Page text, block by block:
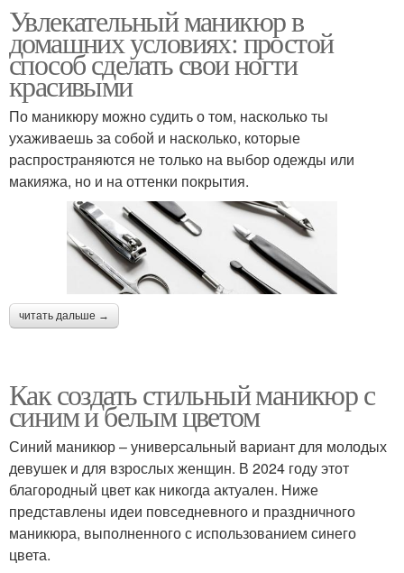
Увлекательный маникюр в
домашних условиях: простой
способ сделать свои ногти
красивыми
По маникюру можно судить о том, насколько ты
ухаживаешь за собой и насколько, которые
распространяются не только на выбор одежды или
макияжа, но и на оттенки покрытия.
читать дальше →
Как создать стильный маникюр с
синим и белым цветом
Синий маникюр – универсальный вариант для молодых
девушек и для взрослых женщин. В 2024 году этот
благородный цвет как никогда актуален. Ниже
представлены идеи повседневного и праздничного
маникюра, выполненного с использованием синего
цвета.